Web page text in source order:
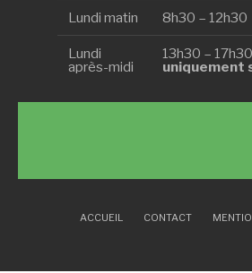
Lundi matin 8h30 – 12h30
Lundi
après-midi
13h30 – 17h30
uniquement
ACCUEIL CONTACT